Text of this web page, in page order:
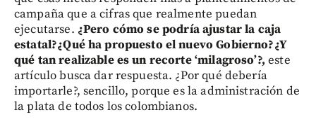
campaña que a cifras que realmente puedan
ejecutarse. ¿Pero cómo se podría ajustar la caja
estatal?¿Qué ha propuesto el nuevo Gobierno?¿Y
qué tan realizable es un recorte ‘milagroso’?, este
artículo busca dar respuesta. ¿Por qué debería
importarle?, sencillo, porque es la administración de
la plata de todos los colombianos.